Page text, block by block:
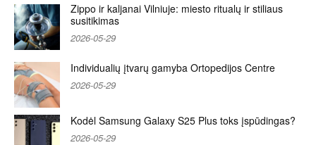
Zippo ir kaljanai Vilniuje: miesto ritualų ir stiliaus
susitikimas
2026-05-29
Individualių įtvarų gamyba Ortopedijos Centre
2026-05-29
Kodėl Samsung Galaxy S25 Plus toks įspūdingas?
2026-05-29